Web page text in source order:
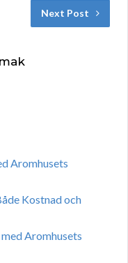
Next Post
Aromhusets
Kostnad och
Aromhusets